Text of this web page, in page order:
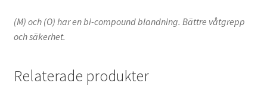
(M) och (O) har en bi-compound blandning. Bättre våtgrepp
och säkerhet.
Relaterade produkter